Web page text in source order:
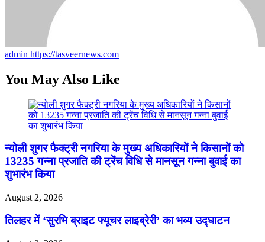
admin https://tasveernews.com
You May Also Like
न्योली शुगर फैक्ट्री नगरिया के मुख्य अधिकारियों ने किसानों को
13235 गन्ना प्रजाति की ट्रेंच विधि से मानसून गन्ना बुवाई का
शुभारंभ किया
August 2, 2026
तिलहर में ‘सुरभि ब्राइट फ्यूचर लाइब्रेरी’ का भव्य उद्घाटन